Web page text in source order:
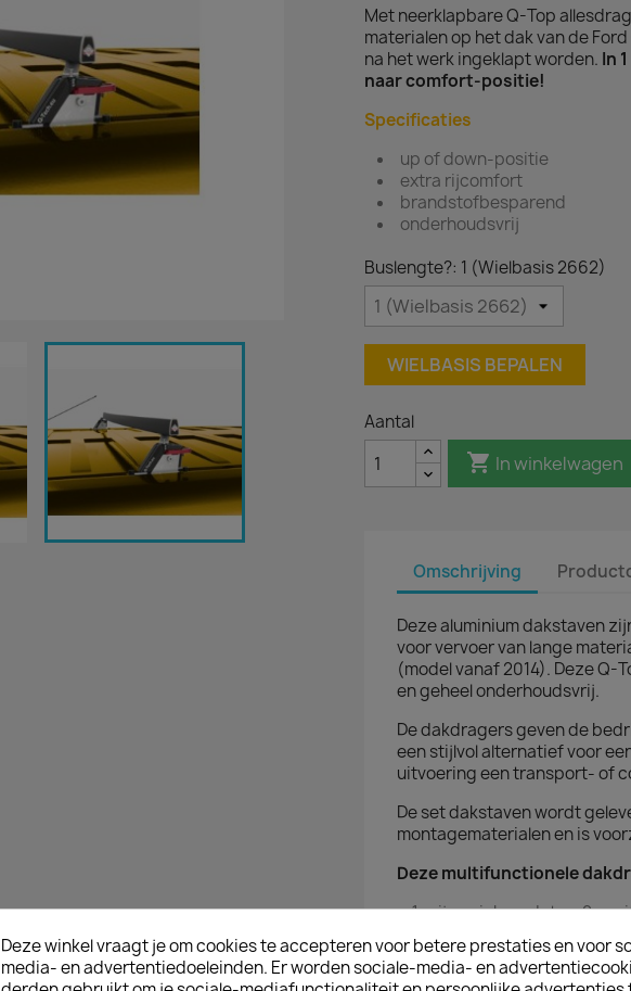
Met neerklapbare Q-Top
materialen op het dak van de
na het werk ingeklapt worden. In
naar comfort-positie!
Specificaties
up of down-positie
extra rijcomfort
brandstofbesparend
onderhoudsvrij
Buslengte?: 1 (Wielbasis 2662)
WIELBASIS BEPALEN
Aantal
 In winkelwagen
Omschrijving
Deze aluminium dakstaven
voor vervoer van lange
(model vanaf 2014). Deze Q-
en geheel onderhoudsvrij.
De dakdragers geven de
een stijlvol alternatief voor
uitvoering een transport- of
De set dakstaven wordt
montagematerialen en is
Deze multifunctionele
zijn uniek omdat ze 2
comfortmodus
zijn gemakkelijk te
uitsparingen in het dak
Deze winkel vraagt je om cookies te accepteren voor betere prestaties en voor
media- en advertentiedoeleinden. Er worden sociale-media- en